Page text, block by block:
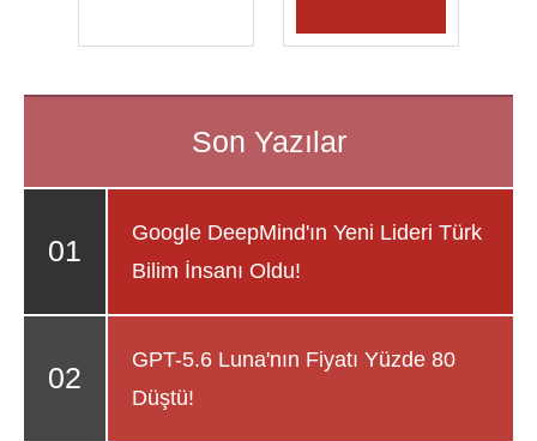
Google DeepMind'ın Yeni Lideri Türk
Bilim İnsanı Oldu!
GPT-5.6 Luna'nın Fiyatı Yüzde 80
Düştü!